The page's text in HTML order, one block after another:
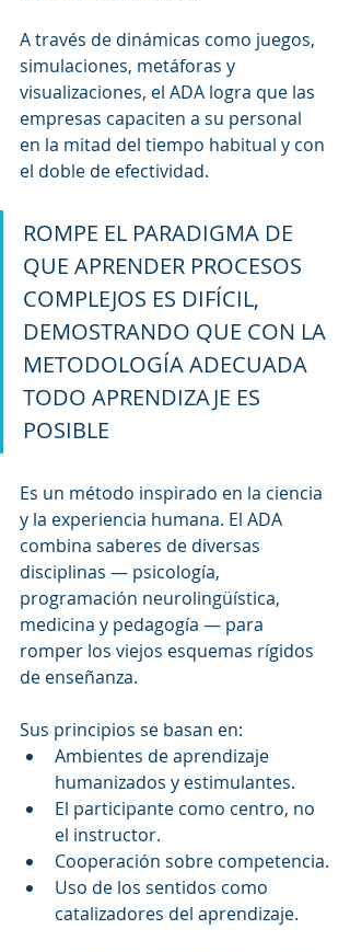
A través de dinámicas como juegos,
simulaciones, metáforas y
visualizaciones, el ADA logra que las
empresas capaciten a su personal
en la mitad del tiempo habitual y con
el doble de efectividad.
ROMPE EL PARADIGMA DE
QUE APRENDER PROCESOS
COMPLEJOS ES DIFÍCIL,
DEMOSTRANDO QUE CON LA
METODOLOGÍA ADECUADA
TODO APRENDIZAJE ES
POSIBLE
Es un método inspirado en la ciencia
y la experiencia humana. El ADA
combina saberes de diversas
disciplinas — psicología,
programación neurolingüística,
medicina y pedagogía — para
romper los viejos esquemas rígidos
de enseñanza.
Sus principios se basan en:
Ambientes de aprendizaje
humanizados y estimulantes.
El participante como centro, no
el instructor.
Cooperación sobre competencia.
Uso de los sentidos como
catalizadores del aprendizaje.